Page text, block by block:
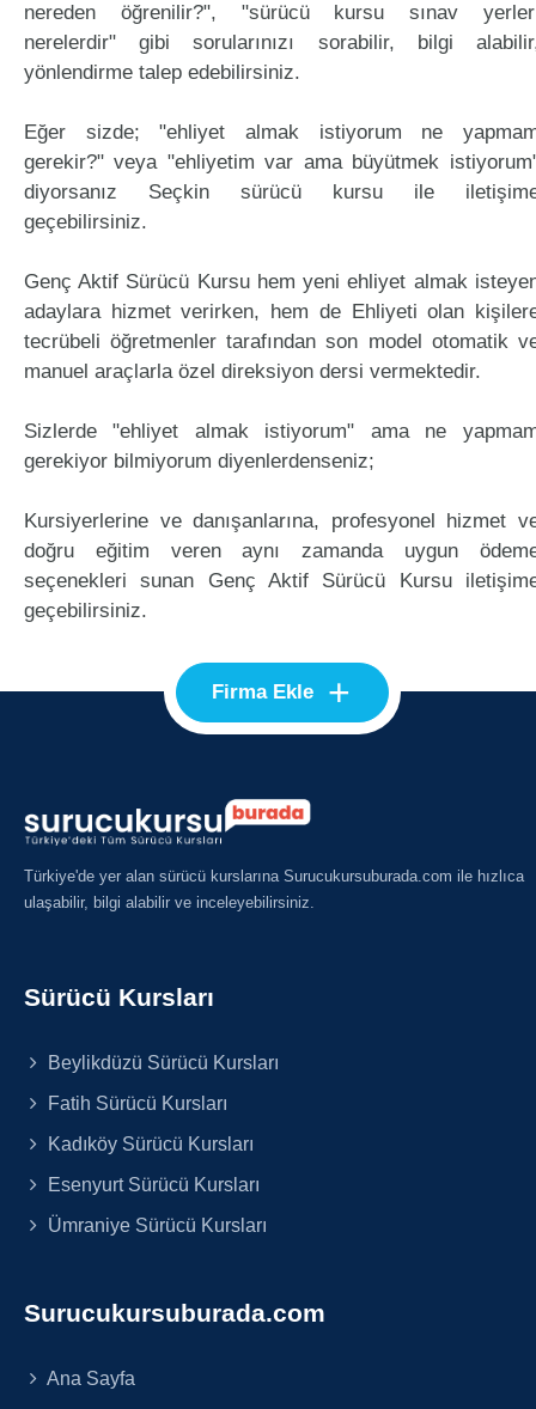
nereden öğrenilir?", "sürücü kursu sınav
nerelerdir" gibi sorularınızı sorabilir, bilgi
yönlendirme talep edebilirsiniz.
Eğer sizde; "ehliyet almak istiyorum ne
gerekir?" veya "ehliyetim var ama büyütmek
diyorsanız Seçkin sürücü kursu ile
geçebilirsiniz.
Genç Aktif Sürücü Kursu hem yeni ehliyet almak
adaylara hizmet verirken, hem de Ehliyeti olan
tecrübeli öğretmenler tarafından son model otomatik
manuel araçlarla özel direksiyon dersi vermektedir.
Sizlerde "ehliyet almak istiyorum" ama ne
gerekiyor bilmiyorum diyenlerdenseniz;
Kursiyerlerine ve danışanlarına, profesyonel hizmet
doğru eğitim veren aynı zamanda uygun
seçenekleri sunan Genç Aktif Sürücü Kursu
geçebilirsiniz.
Firma Ekle +
Türkiye'de yer alan sürücü kurslarına Surucukursuburada.com ile hızlıca
ulaşabilir, bilgi alabilir ve inceleyebilirsiniz.
Sürücü Kursları
Beylikdüzü Sürücü Kursları
Fatih Sürücü Kursları
Kadıköy Sürücü Kursları
Esenyurt Sürücü Kursları
Ümraniye Sürücü Kursları
Surucukursuburada.com
Ana Sayfa